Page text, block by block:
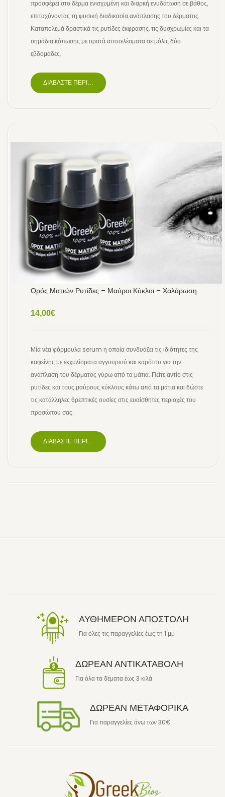
προσφέρει στο δέρμα ενισχυμένη και διαρκή ενυδάτωση σε βάθος,
επιταχύνοντας τη φυσική διαδικασία ανάπλασης του δέρματος.
Καταπολεμά δραστικά τις ρυτίδες έκφρασης, τις δυσχρωμίες και τα
σημάδια κόπωσης με ορατά αποτελέσματα σε μόλις δύο
εβδομάδες.
ΔΙΑΒΆΣΤΕ ΠΕΡΙΣΣΌΤΕΡΑ
Ορός Ματιών Ρυτίδες – Μαύροι Κύκλοι – Χαλάρωση
14,00€
Μία νέα φόρμουλα serum η οποία συνδυάζει τις ιδιότητες της
καφεΐνης με εκχυλίσματα αγγουριού και καρότου για την
ανάπλαση του δέρματος γύρω από τα μάτια. Πείτε αντίο στις
ρυτίδες και τους μαύρους κύκλους κάτω από τα μάτια και δώστε
τις κατάλληλες θρεπτικές ουσίες στις ευαίσθητες περιοχές του
προσώπου σας.
ΔΙΑΒΆΣΤΕ ΠΕΡΙΣΣΌΤΕΡΑ
ΑΥΘΗΜΕΡΟΝ ΑΠΟΣΤΟΛΗ
Για όλες τις παραγγελίες έως τη 1 μμ
ΔΩΡΕΑΝ ΑΝΤΙΚΑΤΑΒΟΛΗ
Για όλα τα δέματα έως 3 κιλά
ΔΩΡΕΑΝ ΜΕΤΑΦΟΡΙΚΑ
Για παραγγελίες άνω των 30€